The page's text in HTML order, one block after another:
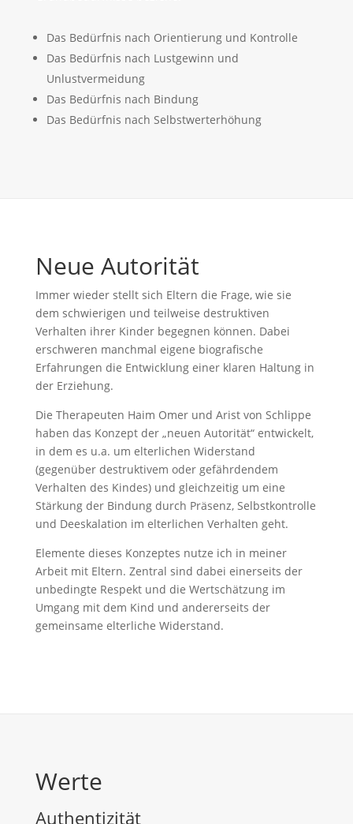
Das Bedürfnis nach Orientierung und Kontrolle
Das Bedürfnis nach Lustgewinn und
Unlustvermeidung
Das Bedürfnis nach Bindung
Das Bedürfnis nach Selbstwerterhöhung
Neue Autorität
Immer wieder stellt sich Eltern die Frage, wie sie
dem schwierigen und teilweise destruktiven
Verhalten ihrer Kinder begegnen können. Dabei
erschweren manchmal eigene biografische
Erfahrungen die Entwicklung einer klaren Haltung in
der Erziehung.
Die Therapeuten Haim Omer und Arist von Schlippe
haben das Konzept der „neuen Autorität“ entwickelt,
in dem es u.a. um elterlichen Widerstand
(gegenüber destruktivem oder gefährdendem
Verhalten des Kindes) und gleichzeitig um eine
Stärkung der Bindung durch Präsenz, Selbstkontrolle
und Deeskalation im elterlichen Verhalten geht.
Elemente dieses Konzeptes nutze ich in meiner
Arbeit mit Eltern. Zentral sind dabei einerseits der
unbedingte Respekt und die Wertschätzung im
Umgang mit dem Kind und andererseits der
gemeinsame elterliche Widerstand.
Werte
Authentizität